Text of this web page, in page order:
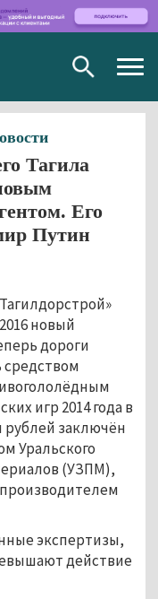
Тагила
Его
Путин
новый
дороги
средством
игр 2014 года в
рублей заключён
Уральского
(УЗПМ),
экспертизы,
действие